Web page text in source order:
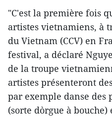
"C'est la première fois
artistes vietnamiens, à
du Vietnam (CCV) en
festival, a déclaré
de la troupe
artistes présenteront
par exemple danse des
(sorte d`orgue à bouche)